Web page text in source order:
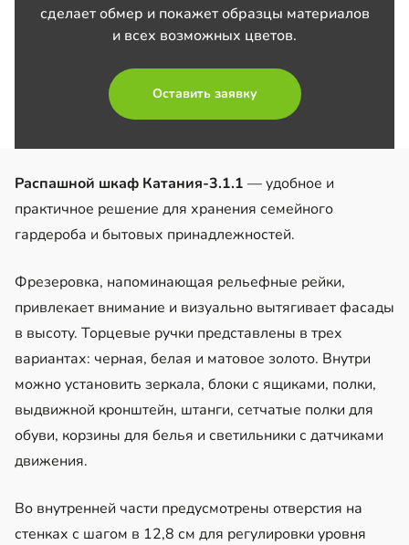
сделает обмер и покажет образцы материалов
и всех возможных цветов.
Оставить заявку
Распашной шкаф Катания-3.1.1 — удобное и
практичное решение для хранения семейного
гардероба и бытовых принадлежностей.
Фрезеровка, напоминающая рельефные рейки,
привлекает внимание и визуально вытягивает фасады
в высоту. Торцевые ручки представлены в трех
вариантах: черная, белая и матовое золото. Внутри
можно установить зеркала, блоки с ящиками, полки,
выдвижной кронштейн, штанги, сетчатые полки для
обуви, корзины для белья и светильники с датчиками
движения.
Во внутренней части предусмотрены отверстия на
стенках с шагом в 12,8 см для регулировки уровня